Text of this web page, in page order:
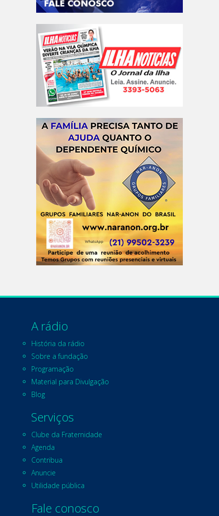
A rádio
História da rádio
Sobre a fundação
Programação
Material para Divulgação
Blog
Serviços
Clube da Fraternidade
Agenda
Contribua
Anuncie
Utilidade pública
Fale conosco